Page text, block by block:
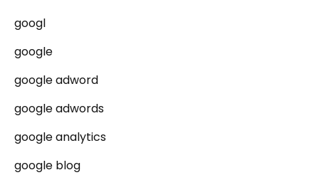
googl
google
google adword
google adwords
google analytics
google blog